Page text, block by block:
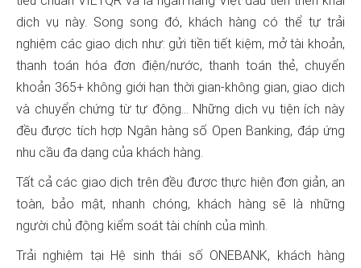
dịch vụ này. Song song đó, khách hàng có thể tự trải
nghiệm các giao dịch như: gửi tiền tiết kiệm, mở tài khoản,
thanh toán hóa đơn điện/nước, thanh toán thẻ, chuyển
khoản 365+ không giới hạn thời gian-không gian, giao dịch
và chuyển chứng từ tự động… Những dịch vụ tiện ích này
đều được tích hợp Ngân hàng số Open Banking, đáp ứng
nhu cầu đa dạng của khách hàng.
Tất cả các giao dịch trên đều được thực hiện đơn giản, an
toàn, bảo mật, nhanh chóng, khách hàng sẽ là những
người chủ động kiểm soát tài chính của mình.
Trải nghiệm tại Hệ sinh thái số ONEBANK, khách hàng